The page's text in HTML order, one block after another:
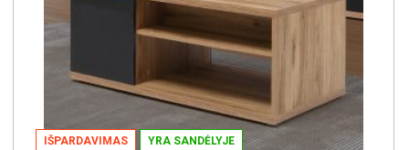
IŠPARDAVIMAS YRA SANDĖLYJE